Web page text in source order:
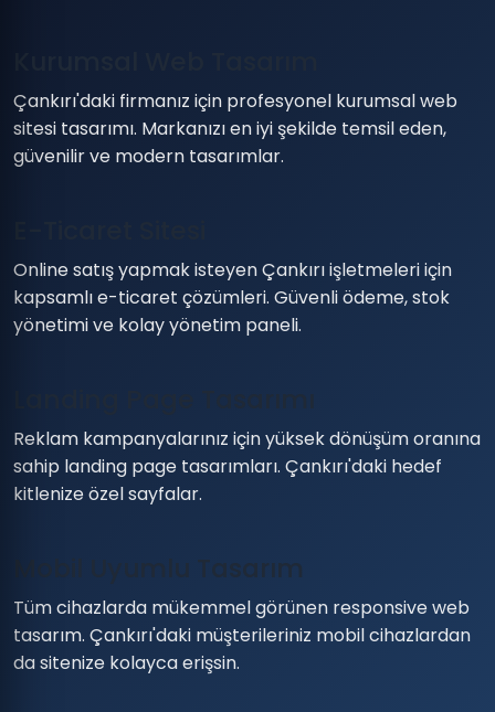
Çankırı'daki firmanız için profesyonel kurumsal web
sitesi tasarımı. Markanızı en iyi şekilde temsil eden,
güvenilir ve modern tasarımlar.
Online satış yapmak isteyen Çankırı işletmeleri için
kapsamlı e-ticaret çözümleri. Güvenli ödeme, stok
yönetimi ve kolay yönetim paneli.
Reklam kampanyalarınız için yüksek dönüşüm oranına
sahip landing page tasarımları. Çankırı'daki hedef
kitlenize özel sayfalar.
Mobil Uyumlu Tasarım
Tüm cihazlarda mükemmel görünen responsive web
tasarım. Çankırı'daki müşterileriniz mobil cihazlardan
da sitenize kolayca erişsin.